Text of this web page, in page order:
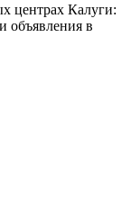
центрах Калуги:
объявления в